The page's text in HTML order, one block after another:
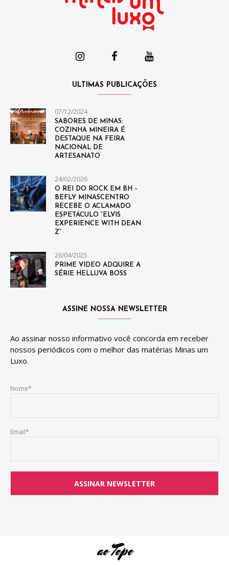
ULTIMAS PUBLICAÇÕES
07/12/2024
SABORES DE MINAS:
COZINHA MINEIRA É
DESTAQUE NA FEIRA
NACIONAL DE
ARTESANATO
24/02/2026
O REI DO ROCK EM BH –
BEFLY MINASCENTRO
RECEBE O ACLAMADO
ESPETÁCULO “ELVIS
EXPERIENCE WITH DEAN
Z”
26/04/2025
PRIME VIDEO ADQUIRE A
SÉRIE HELLUVA BOSS
ASSINE NOSSA NEWSLETTER
Ao assinar nosso informativo você concorda em receber
nossos periódicos com o melhor das matérias Minas um
Luxo.
Nome*
Email*
ao Topo